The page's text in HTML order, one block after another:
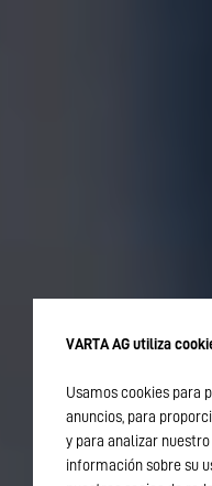
VARTA AG utiliza
Usamos cookies para
anuncios, para
y para analizar
información sobre su